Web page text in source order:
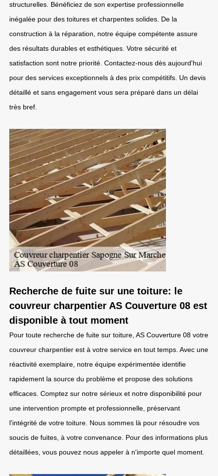
structurelles. Bénéficiez de son expertise professionnelle
inégalée pour des toitures et charpentes solides. De la
construction à la réparation, notre équipe compétente assure
des résultats durables et esthétiques. Votre sécurité et
satisfaction sont notre priorité. Contactez-nous dès aujourd'hui
pour des services exceptionnels à des prix compétitifs. Un devis
détaillé et sans engagement vous sera préparé dans un délai
très bref.
Recherche de fuite sur une toiture: le
couvreur charpentier AS Couverture 08 est
disponible à tout moment
Pour toute recherche de fuite sur toiture, AS Couverture 08 votre
couvreur charpentier est à votre service en tout temps. Avec une
réactivité exemplaire, notre équipe expérimentée identifie
rapidement la source du problème et propose des solutions
efficaces. Comptez sur notre sérieux et notre disponibilité pour
une intervention prompte et professionnelle, préservant
l'intégrité de votre toiture. Nous sommes là pour résoudre vos
soucis de fuites, à votre convenance. Pour des informations plus
détaillées, vous pouvez nous appeler à n'importe quel moment.